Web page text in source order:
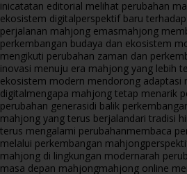
inicatatan editorial melihat perubahan
ekosistem digitalperspektif baru
perjalanan mahjong emasmahjong
perkembangan budaya dan ekosistem
mengikuti perubahan zaman dan
inovasi menuju era mahjong yang lebih
ekosistem modern mendorong adaptasi
digitalmengapa mahjong tetap menarik
perubahan generasidi balik
mahjong yang terus berjalandari tradisi
terus mengalami perubahanmembaca
melalui perkembangan mahjong
mahjong di lingkungan modernarah
masa depan mahjongmahjong online